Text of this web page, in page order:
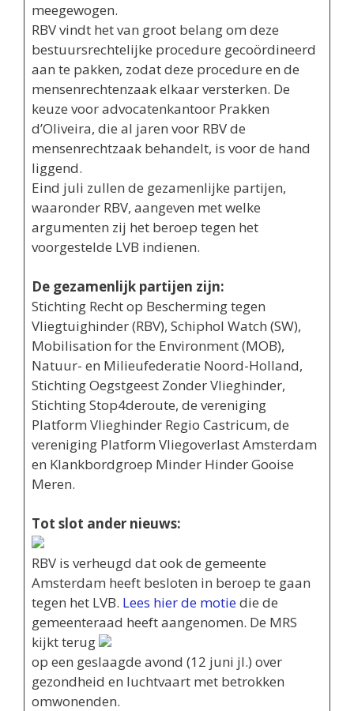
meegewogen.
RBV vindt het van groot belang om deze
bestuursrechtelijke procedure gecoördineerd
aan te pakken, zodat deze procedure en de
mensenrechtenzaak elkaar versterken. De
keuze voor advocatenkantoor Prakken
d’Oliveira, die al jaren voor RBV de
mensenrechtzaak behandelt, is voor de hand
liggend.
Eind juli zullen de gezamenlijke partijen,
waaronder RBV, aangeven met welke
argumenten zij het beroep tegen het
voorgestelde LVB indienen.
De gezamenlijk partijen zijn:
Stichting Recht op Bescherming tegen
Vliegtuighinder (RBV), Schiphol Watch (SW),
Mobilisation for the Environment (MOB),
Natuur- en Milieufederatie Noord-Holland,
Stichting Oegstgeest Zonder Vlieghinder,
Stichting Stop4deroute, de vereniging
Platform Vlieghinder Regio Castricum, de
vereniging Platform Vliegoverlast Amsterdam
en Klankbordgroep Minder Hinder Gooise
Meren.
Tot slot ander nieuws:
RBV is verheugd dat ook de gemeente
Amsterdam heeft besloten in beroep te gaan
tegen het LVB. Lees hier de motiedie de
gemeenteraad heeft aangenomen. De MRS
kijkt terug
op een geslaagde avond (12 juni jl.) over
gezondheid en luchtvaart met betrokken
omwonenden.